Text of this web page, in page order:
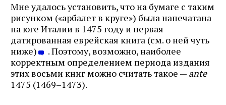
Мне удалось установить, что на бумаге с таким
рисунком («арбалет в круге») была напечатана
на юге Италии в 1475 году и первая
датированная еврейская книга (см. о ней чуть
ниже)
. Поэтому, возможно, наиболее
корректным определением периода издания
этих восьми книг можно считать такое — ante
1475 (1469–1473).